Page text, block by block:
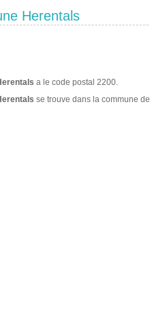
Herentals
a le code postal 2200.
se trouve dans la commune de